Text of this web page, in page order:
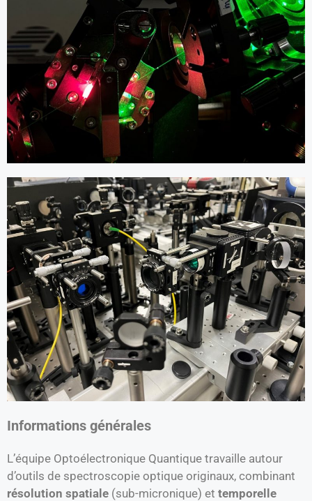
Informations générales
L’équipe Optoélectronique Quantique travaille autour
d’outils de spectroscopie optique originaux, combinant
résolution spatiale (sub-micronique) et temporelle